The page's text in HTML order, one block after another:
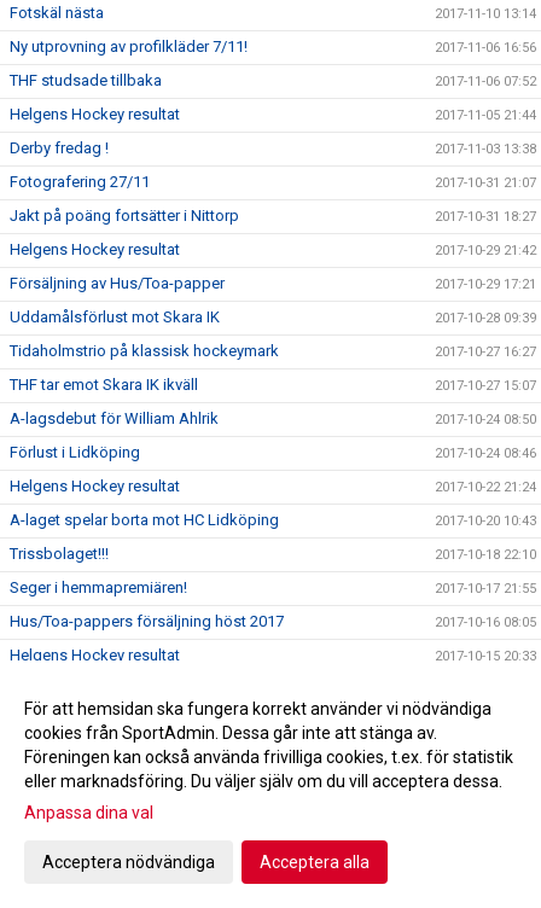
Fotskäl nästa 2017-11-10 13:14
Ny utprovning av profilkläder 7/11! 2017-11-06 16:56
THF studsade tillbaka 2017-11-06 07:52
Helgens Hockey resultat 2017-11-05 21:44
Derby fredag ! 2017-11-03 13:38
Fotografering 27/11 2017-10-31 21:07
Jakt på poäng fortsätter i Nittorp 2017-10-31 18:27
Helgens Hockey resultat 2017-10-29 21:42
Försäljning av Hus/Toa-papper 2017-10-29 17:21
Uddamålsförlust mot Skara IK 2017-10-28 09:39
Tidaholmstrio på klassisk hockeymark 2017-10-27 16:27
THF tar emot Skara IK ikväll 2017-10-27 15:07
A-lagsdebut för William Ahlrik 2017-10-24 08:50
Förlust i Lidköping 2017-10-24 08:46
Helgens Hockey resultat 2017-10-22 21:24
A-laget spelar borta mot HC Lidköping 2017-10-20 10:43
Trissbolaget!!! 2017-10-18 22:10
Seger i hemmapremiären! 2017-10-17 21:55
Hus/Toa-pappers försäljning höst 2017 2017-10-16 08:05
Helgens Hockey resultat 2017-10-15 20:33
Kiosktider 2017-09-22 15:43
Bilder kick-off! 2017-09-03 19:58
Profilkläder 2017-08-24 19:58
Utprovning av profilkläder
Dags igen för Kick-Off!
För att hemsidan ska fungera korrekt använder vi nödvändiga
cookies från SportAdmin. Dessa går inte att stänga av.
Föreningen kan också använda frivilliga cookies, t.ex. för statistik
eller marknadsföring. Du väljer själv om du vill acceptera dessa.
Anpassa dina val
Acceptera nödvändiga Acceptera alla